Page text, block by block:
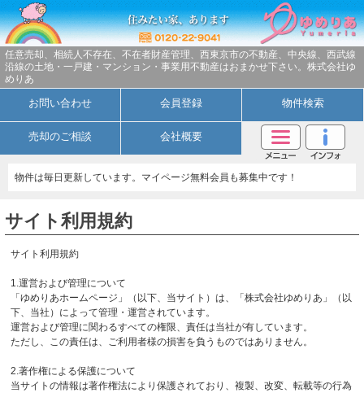
任意売却、相続人不存在、不在者財産管理、西東京市の不動産、中央線、西武線
沿線の土地・一戸建・マンション・事業用不動産はおまかせ下さい。株式会社ゆ
めりあ
お問い合わせ 会員登録 物件検索
売却のご相談 会社概要
物件は毎日更新しています。マイページ無料会員も募集中です！
サイト利用規約
サイト利用規約
1.運営および管理について
「ゆめりあホームページ」（以下、当サイト）は、「株式会社ゆめりあ」（以
下、当社）によって管理・運営されています。
運営および管理に関わるすべての権限、責任は当社が有しています。
ただし、この責任は、ご利用者様の損害を負うものではありません。
2.著作権による保護について
当サイトの情報は著作権法により保護されており、複製、改変、転載等の行為